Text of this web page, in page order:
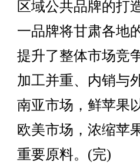
区域公共品牌的打
一品牌将甘肃各地
提升了整体市场竞
加工并重、内销与
南亚市场，鲜苹果
欧美市场，浓缩苹
重要原料。(完)